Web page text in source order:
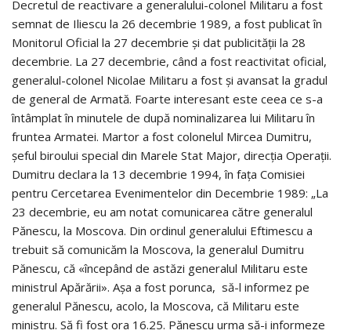
Decretul de reactivare a generalului-colonel Militaru a fost
semnat de Iliescu la 26 decembrie 1989, a fost publicat în
Monitorul Oficial la 27 decembrie şi dat publicităţii la 28
decembrie. La 27 decembrie, când a fost reactivitat oficial,
generalul-colonel Nicolae Militaru a fost şi avansat la gradul
de general de Armată. Foarte interesant este ceea ce s-a
întâmplat în minutele de după nominalizarea lui Militaru în
fruntea Armatei. Martor a fost colonelul Mircea Dumitru,
şeful biroului special din Marele Stat Major, direcţia Operaţii.
Dumitru declara la 13 decembrie 1994, în faţa Comisiei
pentru Cercetarea Evenimentelor din Decembrie 1989: „La
23 decembrie, eu am notat comunicarea către generalul
Pănescu, la Moscova. Din ordinul generalului Eftimescu a
trebuit să comunicăm la Moscova, la generalul Dumitru
Pănescu, că «începând de astăzi generalul Militaru este
ministrul Apărării». Aşa a fost porunca, să-l informez pe
generalul Pănescu, acolo, la Moscova, că Militaru este
ministru. Să fi fost ora 16.25. Pănescu urma să-i informeze